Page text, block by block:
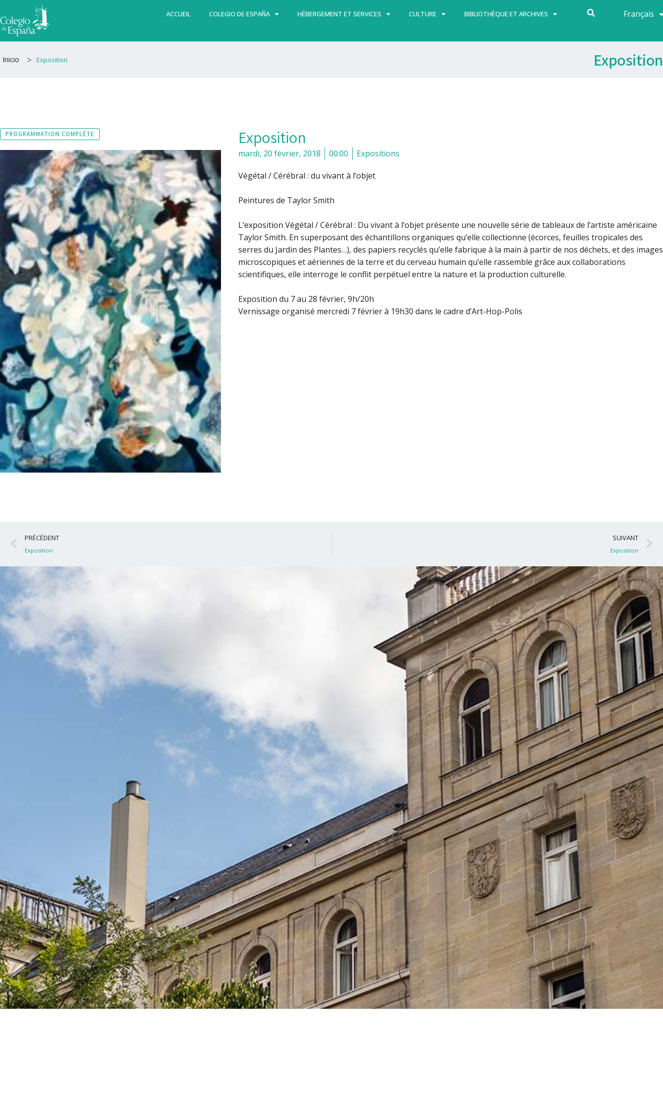
au
contenu
ACCUEIL COLEGIO DE ESPAÑA HÉBERGEMENT ET SERVICES CULTURE BIBLIOTHÈQUE ET ARCHIVES Français
Español
Inicio > Exposition Exposition
PROGRAMMATION COMPLÈTE Exposition
mardi, 20 février, 2018 00:00 Expositions
Végétal / Cérébral : du vivant à l’objet
Peintures de Taylor Smith
L’exposition Végétal / Cérébral : Du vivant à l’objet présente une nouvelle série de tableaux de l’artiste américaine
Taylor Smith. En superposant des échantillons organiques qu’elle collectionne (écorces, feuilles tropicales des
serres du Jardin des Plantes…), des papiers recyclés qu’elle fabrique à la main à partir de nos déchets, et des images
microscopiques et aériennes de la terre et du cerveau humain qu’elle rassemble grâce aux collaborations
scientifiques, elle interroge le conflit perpétuel entre la nature et la production culturelle.
Exposition du 7 au 28 février, 9h/20h
Vernissage organisé mercredi 7 février à 19h30 dans le cadre d’Art-Hop-Polis
Précédent
PRÉCÉDENT
Exposition
SUIVANT
Exposition